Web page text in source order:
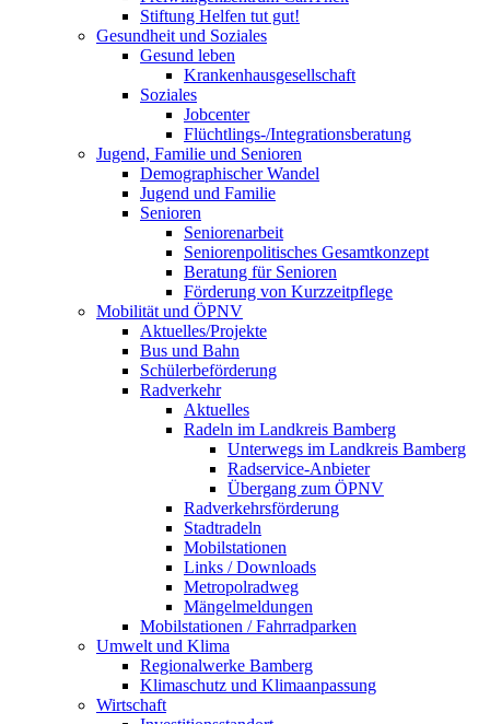
Stiftung Helfen tut gut!
Gesundheit und Soziales
Gesund leben
Krankenhausgesellschaft
Soziales
Jobcenter
Flüchtlings-/Integrationsberatung
Jugend, Familie und Senioren
Demographischer Wandel
Jugend und Familie
Senioren
Seniorenarbeit
Seniorenpolitisches Gesamtkonzept
Beratung für Senioren
Förderung von Kurzzeitpflege
Mobilität und ÖPNV
Aktuelles/Projekte
Bus und Bahn
Schülerbeförderung
Radverkehr
Aktuelles
Radeln im Landkreis Bamberg
Unterwegs im Landkreis Bamberg
Radservice-Anbieter
Übergang zum ÖPNV
Radverkehrsförderung
Stadtradeln
Mobilstationen
Links / Downloads
Metropolradweg
Mängelmeldungen
Mobilstationen / Fahrradparken
Umwelt und Klima
Regionalwerke Bamberg
Klimaschutz und Klimaanpassung
Wirtschaft